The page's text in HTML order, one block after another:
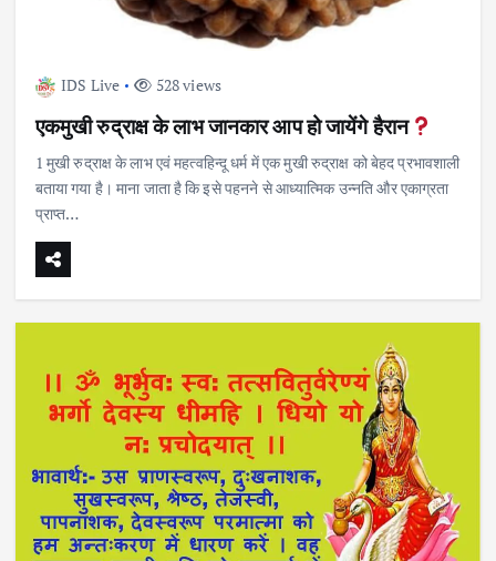
IDS Live 528 views
एकमुखी रुद्राक्ष के लाभ जानकार आप हो जायेंगे हैरान
1 मुखी रुद्राक्ष के लाभ एवं महत्वहिन्दू धर्म में एक मुखी रुद्राक्ष को बेहद प्रभावशाली
बताया गया है। माना जाता है कि इसे पहनने से आध्यात्मिक उन्नति और एकाग्रता
प्राप्त…